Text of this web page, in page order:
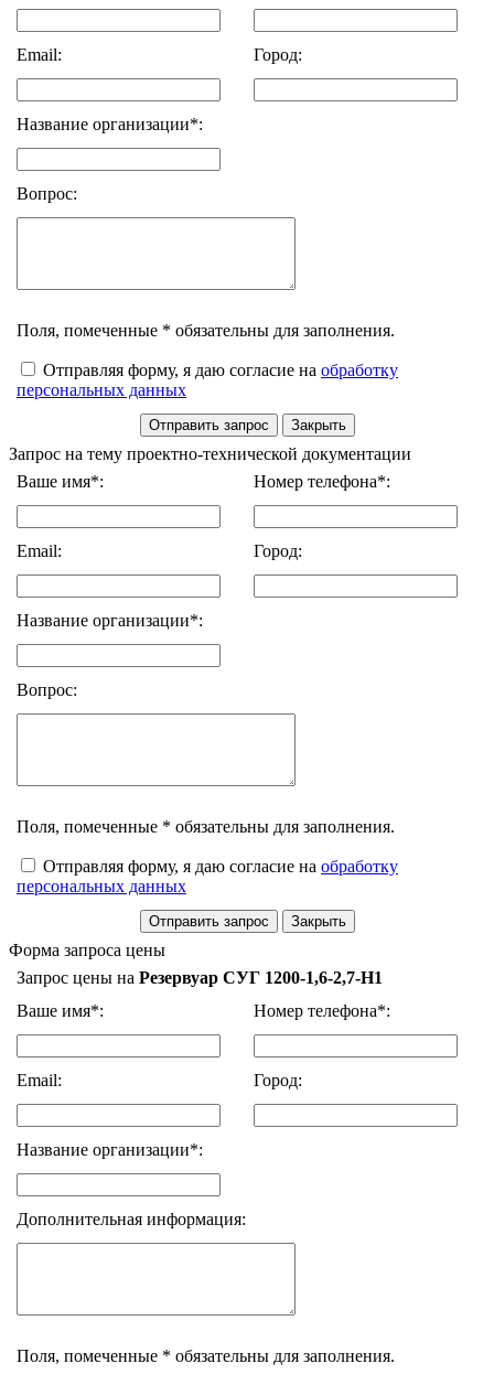
Email: Город:
Название организации*:
Вопрос:
Поля, помеченные * обязательны для заполнения.
Отправляя форму, я даю согласие на обработку
персональных данных
Запрос на тему проектно-технической документации
Ваше имя*:
Номер телефона*:
Email: Город:
Название организации*:
Вопрос:
Поля, помеченные * обязательны для заполнения.
Отправляя форму, я даю согласие на обработку
персональных данных
Форма запроса цены
Запрос цены на Резервуар СУГ 1200-1,6-2,7-Н1
Ваше имя*:
Номер телефона*:
Email: Город:
Название организации*:
Дополнительная информация:
Поля, помеченные * обязательны для заполнения.